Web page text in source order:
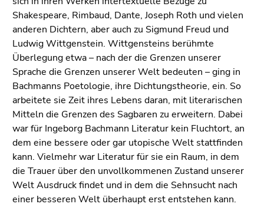
Shakespeare, Rimbaud, Dante, Joseph Roth und vielen
anderen Dichtern, aber auch zu Sigmund Freud und
Ludwig Wittgenstein. Wittgensteins berühmte
Überlegung etwa – nach der die Grenzen unserer
Sprache die Grenzen unserer Welt bedeuten – ging in
Bachmanns Poetologie, ihre Dichtungstheorie, ein. So
arbeitete sie Zeit ihres Lebens daran, mit literarischen
Mitteln die Grenzen des Sagbaren zu erweitern. Dabei
war für Ingeborg Bachmann Literatur kein Fluchtort, an
dem eine bessere oder gar utopische Welt stattfinden
kann. Vielmehr war Literatur für sie ein Raum, in dem
die Trauer über den unvollkommenen Zustand unserer
Welt Ausdruck findet und in dem die Sehnsucht nach
einer besseren Welt überhaupt erst entstehen kann.